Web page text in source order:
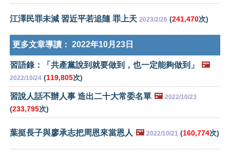
江澤民罪未減 習近平若追隨 罪上天 2023/2/26 (241,470次)
更多文章導讀： 2022年10月23日
習語錄：「共產黨說到就要做到，也一定能夠做到」 🖼️
2022/10/24 (119,805次)
習說人話不辦人事 造出二十大常委名單 🖼️ 2022/10/23
(233,795次)
葉挺長子與廖承志把周恩來當恩人 🖼️ 2022/10/21 (160,774次)